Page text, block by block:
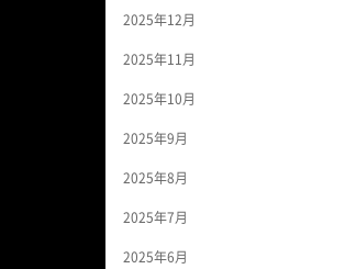
2025年12月
2025年11月
2025年10月
2025年9月
2025年8月
2025年7月
2025年6月